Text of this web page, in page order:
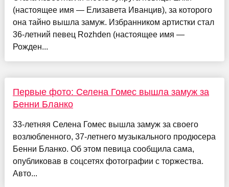
(настоящее имя — Елизавета Иванцив), за которого
она тайно вышла замуж. Избранником артистки стал
36-летний певец Rozhden (настоящее имя —
Рожден...
Первые фото: Селена Гомес вышла замуж за
Бенни Бланко
33-летняя Селена Гомес вышла замуж за своего
возлюбленного, 37-летнего музыкального продюсера
Бенни Бланко. Об этом певица сообщила сама,
опубликовав в соцсетях фотографии с торжества.
Авто...